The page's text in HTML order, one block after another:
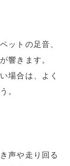
ットの足音、
響きます。
場合は、よく
。
声や走り回る